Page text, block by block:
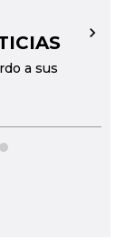
a sus
→